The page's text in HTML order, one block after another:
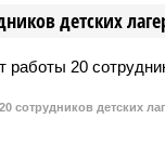
тоже
детских
сотрудников детских